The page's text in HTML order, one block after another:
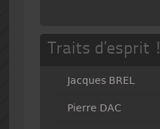
Traits d’esprit !
Jacques BREL
Pierre DAC